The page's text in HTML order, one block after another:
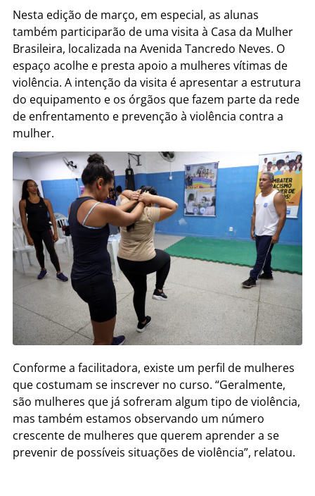
Nesta edição de março, em especial, as alunas
também participarão de uma visita à Casa da Mulher
Brasileira, localizada na Avenida Tancredo Neves. O
espaço acolhe e presta apoio a mulheres vítimas de
violência. A intenção da visita é apresentar a estrutura
do equipamento e os órgãos que fazem parte da rede
de enfrentamento e prevenção à violência contra a
mulher.
Conforme a facilitadora, existe um perfil de mulheres
que costumam se inscrever no curso. “Geralmente,
são mulheres que já sofreram algum tipo de violência,
mas também estamos observando um número
crescente de mulheres que querem aprender a se
prevenir de possíveis situações de violência”, relatou.